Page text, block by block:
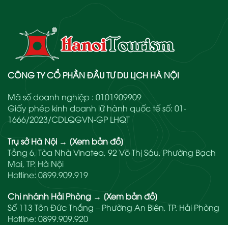
CÔNG TY CỔ PHẦN ĐẦU TƯ DU LỊCH HÀ NỘI
Mã số doanh nghiệp : 0101909909
Giấy phép kinh doanh lữ hành quốc tế số: 01-
1666/2023/CDLQGVN-GP LHQT
Trụ sở Hà Nội → [Xem bản đồ]
Tầng 6, Tòa Nhà Vinatea, 92 Võ Thị Sáu, Phường Bạch
Mai, TP. Hà Nội
Hotline: 0899.909.919
Chi nhánh Hải Phòng → [Xem bản đồ]
Số 113 Tôn Đức Thắng – Phường An Biên, TP. Hải Phòng
Hotline: 0899.909.920